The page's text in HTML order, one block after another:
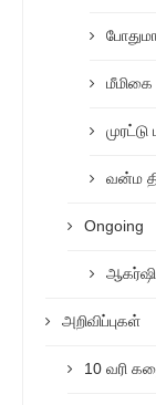
மீமிகை
வன்ம
Ongoing
அறிவிப்புகள்
10 வரி